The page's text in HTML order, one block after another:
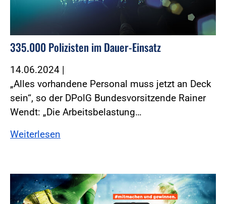
335.000 Polizisten im Dauer-Einsatz
14.06.2024 |
„Alles vorhandene Personal muss jetzt an Deck
sein“, so der DPolG Bundesvorsitzende Rainer
Wendt: „Die Arbeitsbelastung…
Weiterlesen